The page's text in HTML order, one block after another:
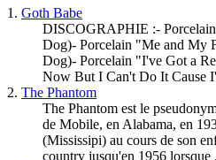
1. Goth Babe
DISCOGRAPHIE :-
Dog)- Porcelain "Me and My
Dog)- Porcelain "I've Got a
Now But I Can't Do It Cause
2. The Phantom
The Phantom est le
de Mobile, en Alabama, en
(Mississipi) au cours de son
country jusqu'en 1956 lorsque